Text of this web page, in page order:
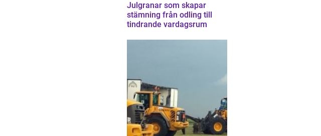
Julgranar som skapar
stämning från odling till
tindrande vardagsrum